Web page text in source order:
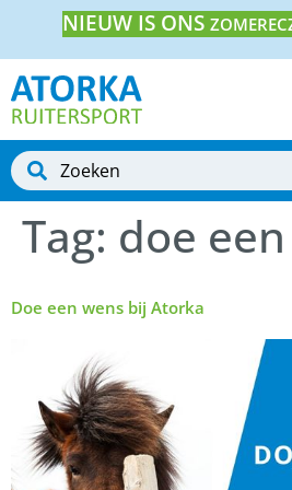
NIEUW IS ONS
Tag: doe
Doe een wens bij Atorka